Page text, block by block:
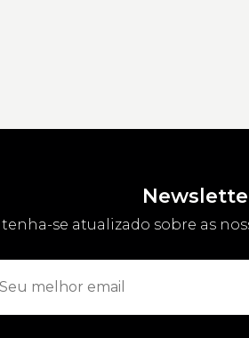
se atualizado sobre as